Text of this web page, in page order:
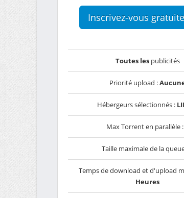
Inscrivez-vous
Toutes lespublicités
Priorité upload :
Hébergeurs sélectionnés :
Max Torrent en parallèle :
Taille maximale de la
Temps de download et d'upload
Heures